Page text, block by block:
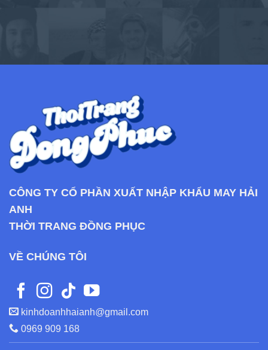
CÔNG TY CỔ PHẦN XUẤT NHẬP KHẨU MAY HẢI
ANH
THỜI TRANG ĐỒNG PHỤC
VỀ CHÚNG TÔI
kinhdoanhhaianh@gmail.com
0969 909 168